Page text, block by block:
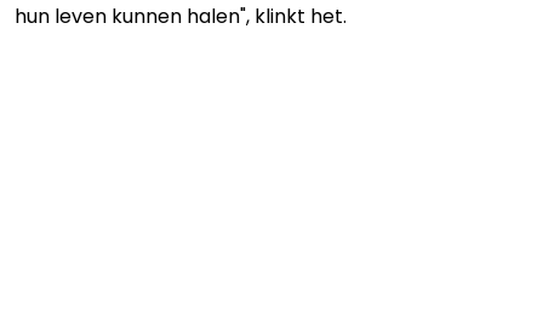
hun leven kunnen halen", klinkt het.